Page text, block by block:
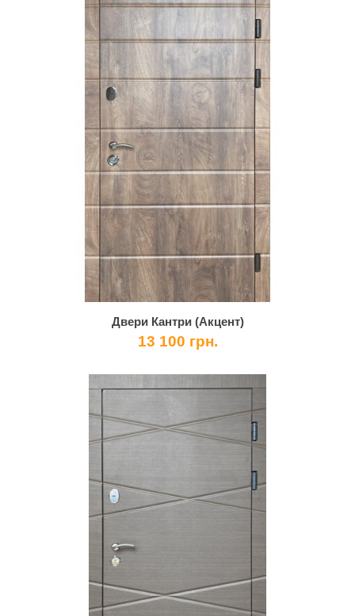
Двери Кантри (Акцент)
13 100 грн.